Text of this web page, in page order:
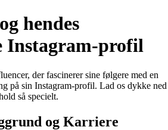
hendes
Instagram-profil
der fascinerer sine følgere med en
på sin Instagram-profil. Lad os dykke ned
så specielt.
og Karriere